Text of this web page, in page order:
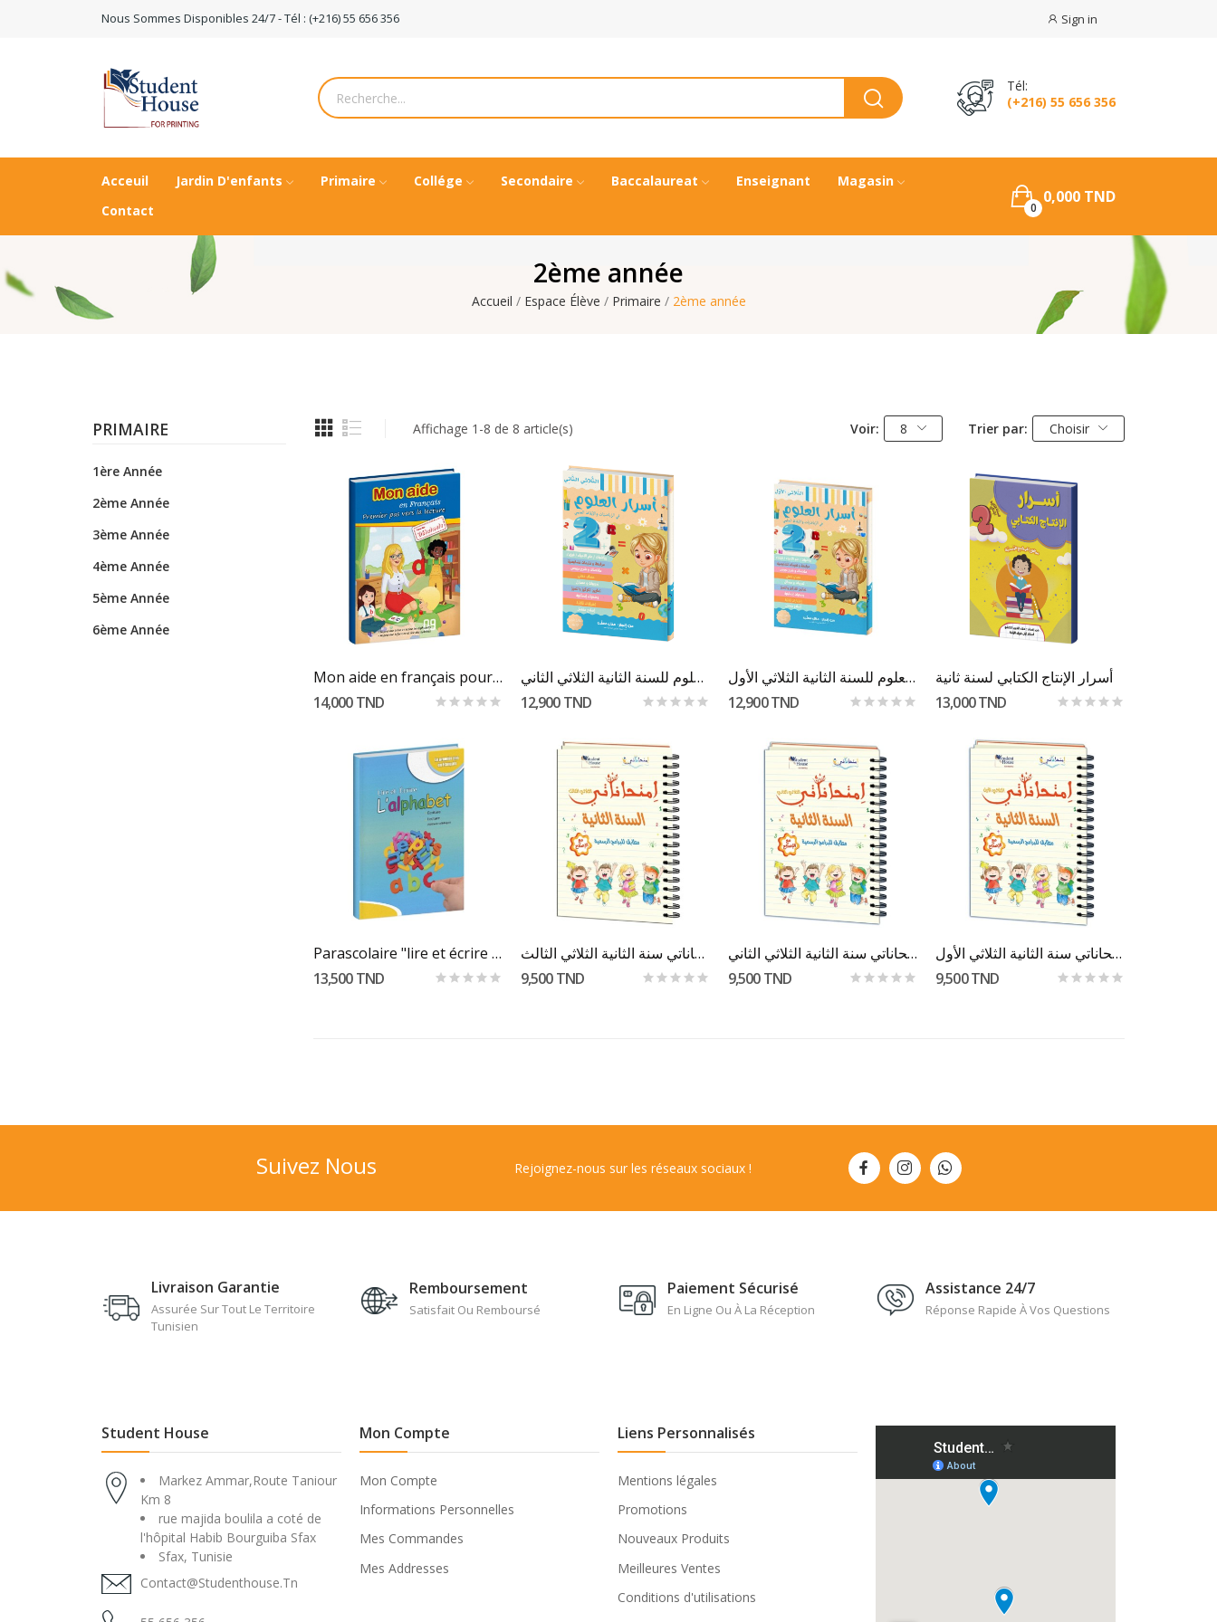
Nous Sommes Disponibles 24/7 - Tél : (+216) 55 656 356 Sign in
Tél:
(+216) 55 656 356
Acceuil Jardin D'enfants Primaire Collége Secondaire Baccalaureat Enseignant
Magasin
Contact
0,000 TND
0
2ème année
Accueil Espace Élève Primaire 2ème année
PRIMAIRE
1ère Année
2ème Année
3ème Année
4ème Année
5ème Année
6ème Année
Affichage 1-8 de 8 article(s) Voir: 8 Trier par: Choisir
Ajouter Au Panier
Mon aide en français pour les débutants
14,000 TND
Ajouter Au Panier
أسرار العلوم للسنة الثانية الثلاثي الثاني
12,900 TND
Ajouter Au Panier
أسرار العلوم للسنة الثانية الثلاثي الأول
12,900 TND
Ajouter Au Panier
أسرار الإنتاج الكتابي لسنة ثانية
13,000 TND
Ajouter Au Panier
Parascolaire "lire et écrire l'alphabet"
13,500 TND
Ajouter Au Panier
إمتحاناتي سنة الثانية الثلاثي الثالث
9,500 TND
Ajouter Au Panier
إمتحاناتي سنة الثانية الثلاثي الثاني
9,500 TND
Ajouter Au Panier
إمتحاناتي سنة الثانية الثلاثي الأول
9,500 TND
Suivez Nous Rejoignez-nous sur les réseaux sociaux !
Livraison Garantie
Assurée Sur Tout Le Territoire
Tunisien
Remboursement
Satisfait Ou Remboursé
Paiement Sécurisé
En Ligne Ou À La Réception
Assistance 24/7
Réponse Rapide À Vos Questions
Student House
Markez Ammar,Route Taniour
Km 8
rue majida boulila a coté de
l'hôpital Habib Bourguiba Sfax
Sfax, Tunisie
Contact@studenthouse.tn
Mon Compte
Mon Compte
Informations Personnelles
Mes Commandes
Mes Addresses
Liens Personnalisés
Mentions légales
Promotions
Nouveaux Produits
Meilleures Ventes
Conditions d'utilisations